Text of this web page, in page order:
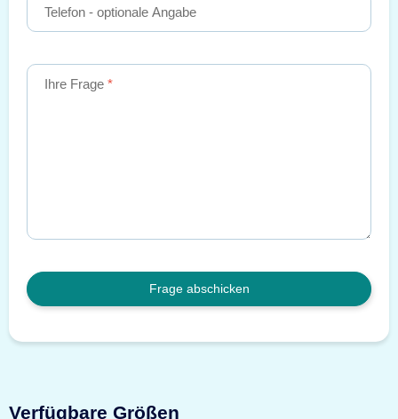
Telefon - optionale Angabe
Ihre Frage
Frage abschicken
Verfügbare Größen